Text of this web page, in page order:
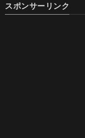
スポンサーリンク